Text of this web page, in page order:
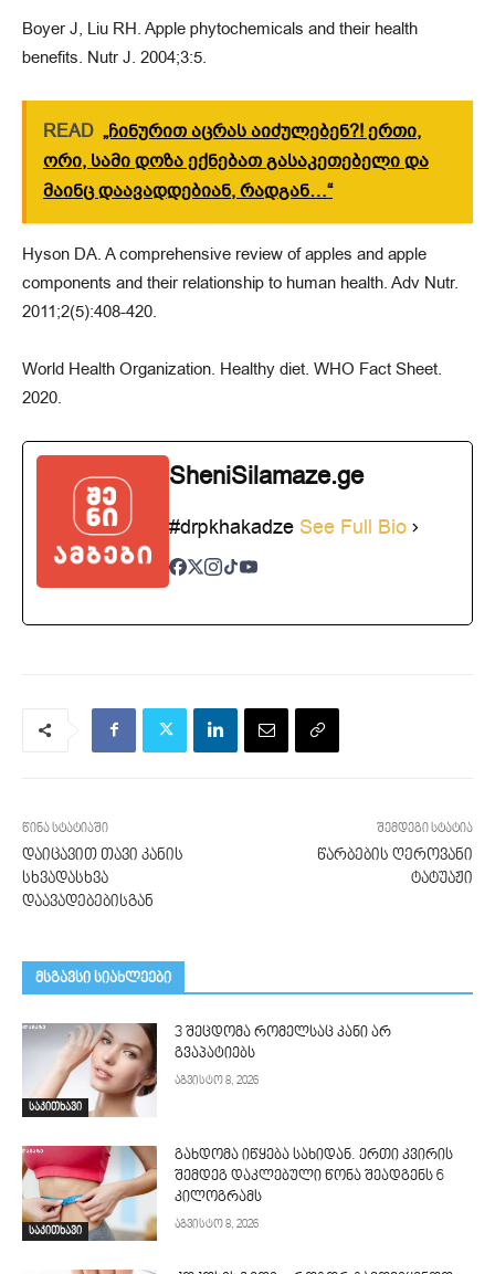
Boyer J, Liu RH. Apple phytochemicals and their health
benefits. Nutr J. 2004;3:5.
READ „ჩინურით აცრას აიძულებენ?! ერთი,
ორი, სამი დოზა ექნებათ გასაკეთებელი და
მაინც დაავადდებიან, რადგან…“
Hyson DA. A comprehensive review of apples and apple
components and their relationship to human health. Adv Nutr.
2011;2(5):408-420.
World Health Organization. Healthy diet. WHO Fact Sheet.
2020.
SheniSilamaze.ge
#drpkhakadze See Full Bio
წინა სტატიაში
დაიცავით თავი კანის
სხვადასხვა
დაავადებებისგან
შემდეგი სტატია
წარბების ღეროვანი
ტატუაჟი
მსგავსი სიახლეები
საკითხავი
3 შეცდომა რომელსაც კანი არ
გვაპატიებს
აგვისტო 8, 2026
საკითხავი
გახდომა იწყება სახიდან. ერთი კვირის
შემდეგ დაკლებული წონა შეადგენს 6
კილოგრამს
აგვისტო 8, 2026